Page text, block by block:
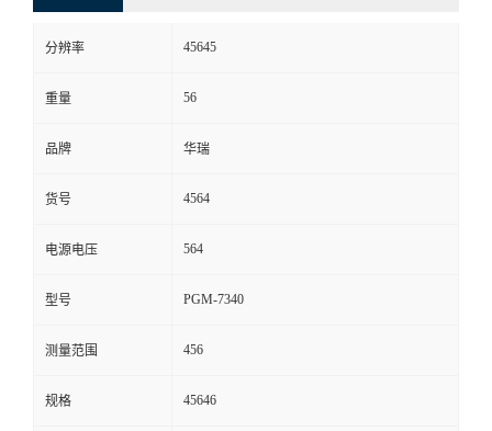
方
式
在
线
留
分辨率 45645
重量 56
品牌 华瑞
货号 4564
电源电压 564
型号 PGM-7340
测量范围 456
规格 45646